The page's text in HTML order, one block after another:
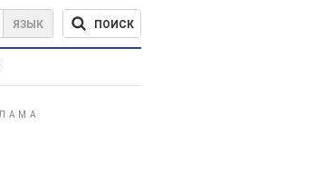
ЯЗЫК ПОИСК